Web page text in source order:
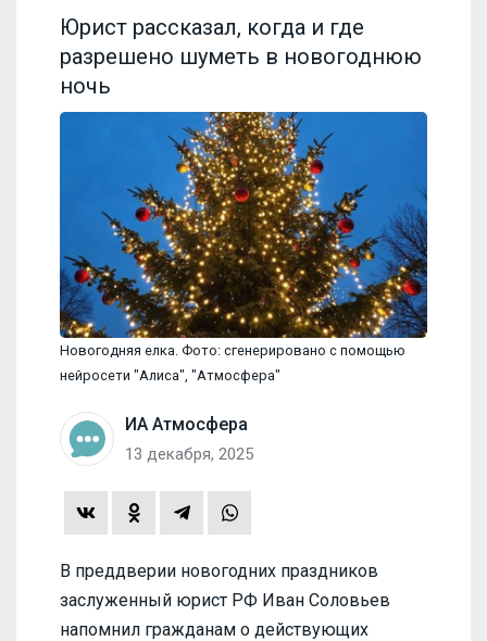
Юрист рассказал, когда и где
разрешено шуметь в новогоднюю
ночь
Новогодняя елка. Фото: сгенерировано с помощью
нейросети "Алиса", "Атмосфера"
ИА Атмосфера
13 декабря, 2025
В преддверии новогодних праздников
заслуженный юрист РФ Иван Соловьев
напомнил гражданам о действующих